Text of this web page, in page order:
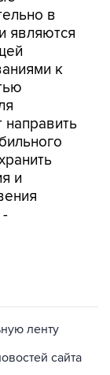
в
являются
к
и
-
ленту
сайта